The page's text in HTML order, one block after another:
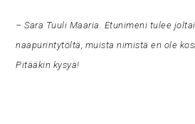
– Sara Tuuli Maaria. Etunimeni tulee
naapurintytöltä, muista nimistä en ole
Pitääkin kysyä!